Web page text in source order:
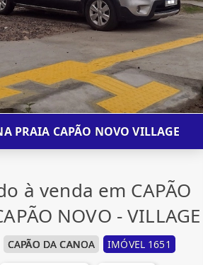
PRAIA CAPÃO NOVO VILLAGE
à venda em CAPÃO
NOVO - VILLAGE
CAPÃO DA CANOA IMÓVEL 1651